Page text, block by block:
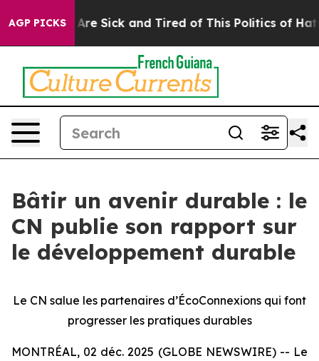
AGP PICKSAre Sick and Tired of This Politics of Hatred”
Bâtir un avenir durable : le
CN publie son rapport sur
le développement durable
Le CN salue les partenaires d’ÉcoConnexions qui font
progresser les pratiques durables
MONTRÉAL, 02 déc. 2025 (GLOBE NEWSWIRE) -- Le